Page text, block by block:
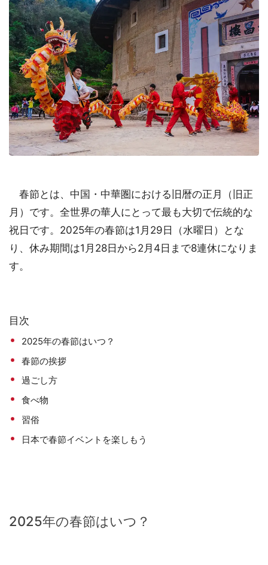
春節とは、中国・中華圏における旧暦の正月（旧正
月）です。全世界の華人にとって最も大切で伝統的な
祝日です。2025年の春節は1月29日（水曜日）とな
り、休み期間は1月28日から2月4日まで8連休になりま
す。
目次
2025年の春節はいつ？
春節の挨拶
過ごし方
食べ物
習俗
日本で春節イベントを楽しもう
2025年の春節はいつ？